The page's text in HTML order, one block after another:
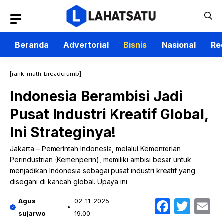
isi
Beranda
Advertorial Bisnis Nasional
[rank_math_breadcrumb]
Indonesia Berambisi Jadi
Pusat Industri Kreatif Global,
Ini Strateginya!
Jakarta – Pemerintah Indonesia, melalui Kementerian
Perindustrian (Kemenperin), memiliki ambisi besar untuk
menjadikan Indonesia sebagai pusat industri kreatif yang
disegani di kancah global. Upaya ini
Agus
sujarwo
02-11-2025 -
19.00